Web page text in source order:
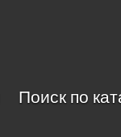
Поиск по